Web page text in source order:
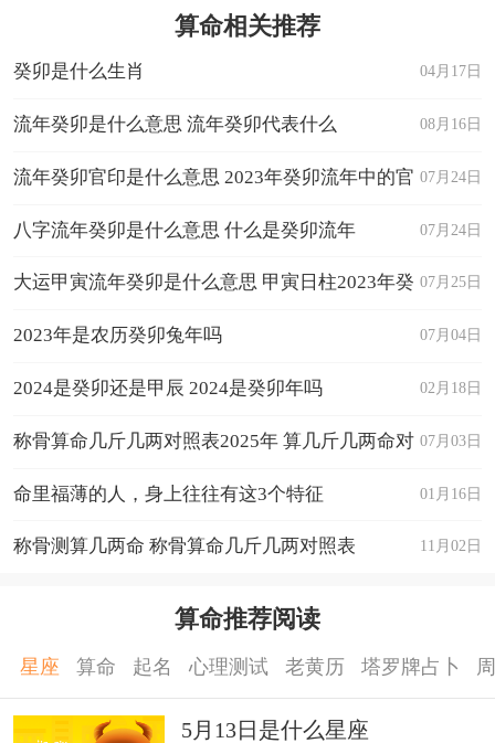
算命相关推荐
04月17日
癸卯是什么生肖
08月16日
流年癸卯是什么意思 流年癸卯代表什么
07月24日
流年癸卯官印是什么意思 2023年癸卯流年中的官
印 07月24日
八字流年癸卯是什么意思 什么是癸卯流年
07月25日
大运甲寅流年癸卯是什么意思 甲寅日柱2023年癸
卯年运势 07月04日
2023年是农历癸卯兔年吗
02月18日
2024是癸卯还是甲辰 2024是癸卯年吗
07月03日
称骨算命几斤几两对照表2025年 算几斤几两命对
照表 01月16日
命里福薄的人，身上往往有这3个特征
11月02日
称骨测算几两命 称骨算命几斤几两对照表
算命推荐阅读
星座 算命 起名 心理测试 老黄历 塔罗牌占卜
5月13日是什么星座